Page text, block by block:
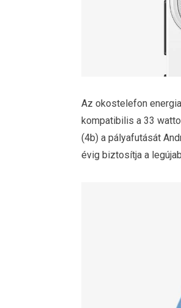
Az okostelefon
kompatibilis a 33
(4b) a pályafutását
évig biztosítja a